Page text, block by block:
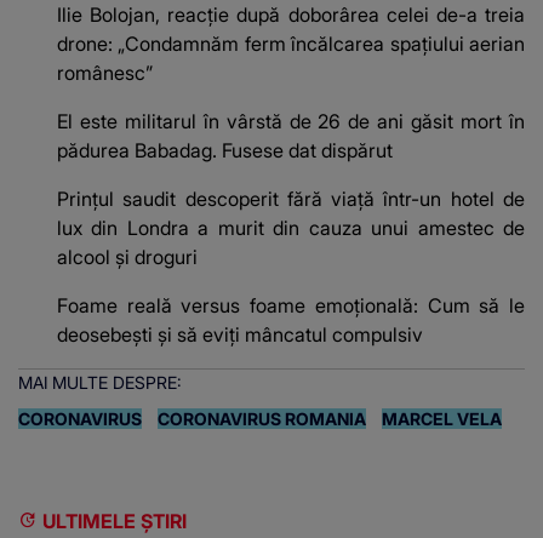
Ilie Bolojan, reacție după doborârea celei de-a treia
drone: „Condamnăm ferm încălcarea spaţiului aerian
românesc”
El este militarul în vârstă de 26 de ani găsit mort în
pădurea Babadag. Fusese dat dispărut
Prințul saudit descoperit fără viață într-un hotel de
lux din Londra a murit din cauza unui amestec de
alcool și droguri
Foame reală versus foame emoțională: Cum să le
deosebești și să eviți mâncatul compulsiv
MAI MULTE DESPRE:
CORONAVIRUS
CORONAVIRUS ROMANIA MARCEL VELA
ULTIMELE ȘTIRI